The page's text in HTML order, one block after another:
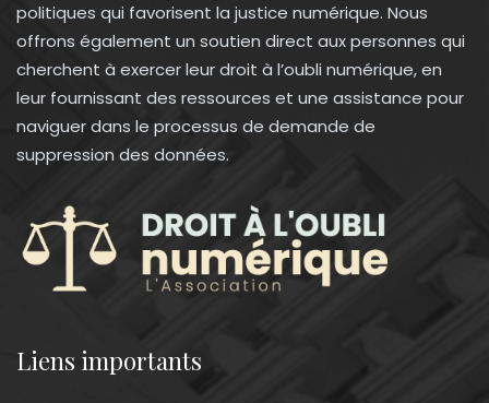
politiques qui favorisent la justice numérique. Nous
offrons également un soutien direct aux personnes qui
cherchent à exercer leur droit à l’oubli numérique, en
leur fournissant des ressources et une assistance pour
naviguer dans le processus de demande de
suppression des données.
Liens importants